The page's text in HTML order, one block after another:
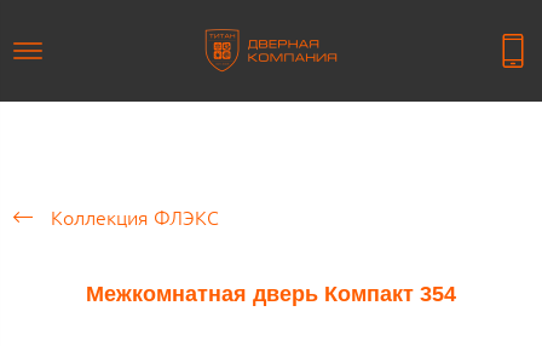
Коллекция ФЛЭКС
Межкомнатная дверь Компакт 354